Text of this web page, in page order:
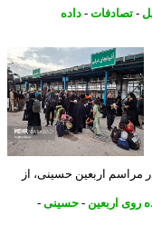
-داده
اربعین حسینی، از
اربعین -حسینی-